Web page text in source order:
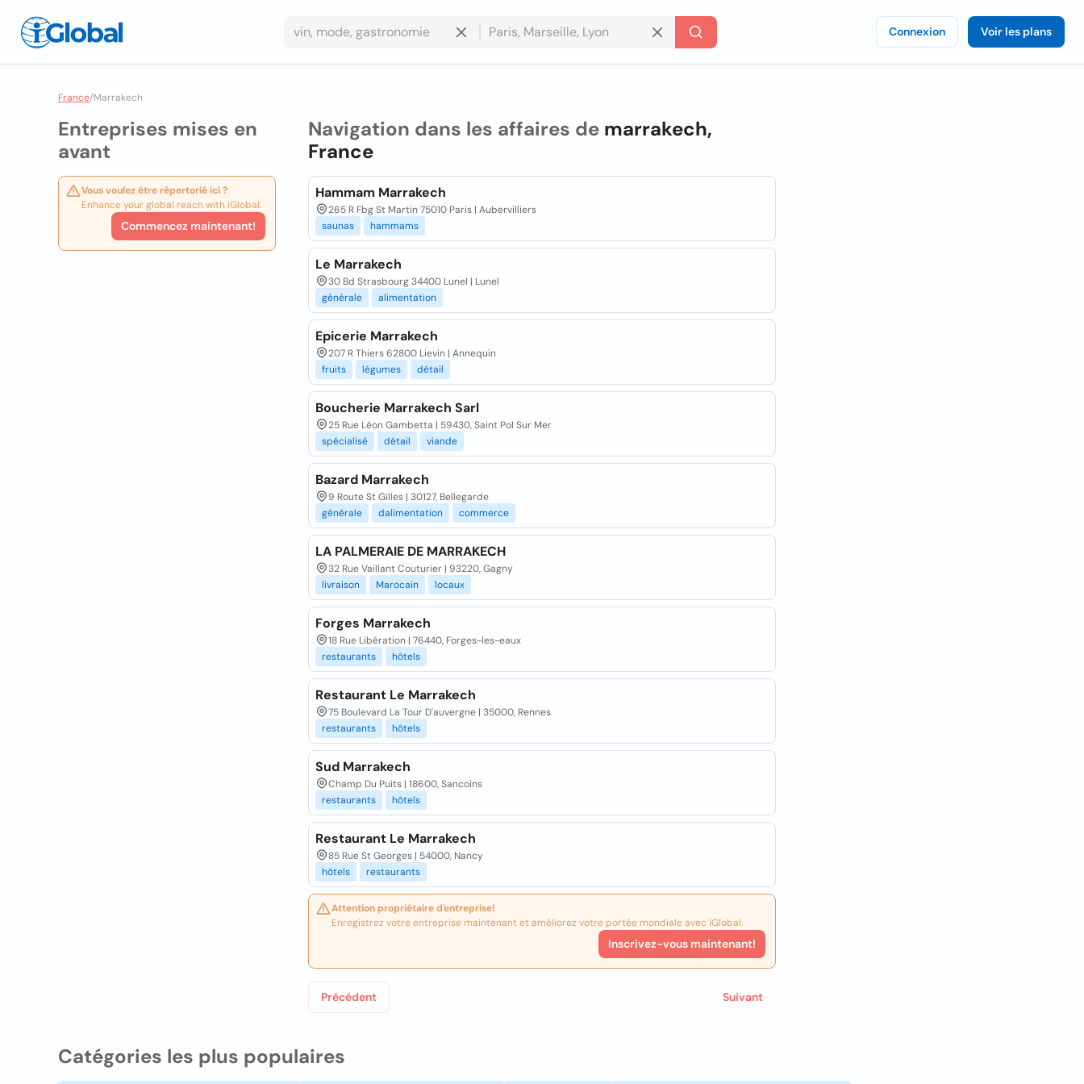
Connexion Voir les plans
France/Marrakech
Entreprises mises en
avant
Vous voulez être répertorié ici ?
Enhance your global reach with iGlobal.
Commencez maintenant!
Navigation dans les affaires de marrakech,
France
Hammam Marrakech
265 R Fbg St Martin 75010 Paris | Aubervilliers
saunas
hammams
Le Marrakech
30 Bd Strasbourg 34400 Lunel | Lunel
générale
alimentation
Epicerie Marrakech
207 R Thiers 62800 Lievin | Annequin
fruits
légumes détail
Boucherie Marrakech Sarl
25 Rue Léon Gambetta | 59430, Saint Pol Sur Mer
spécialisé
détail viande
Bazard Marrakech
9 Route St Gilles | 30127, Bellegarde
générale
dalimentation commerce
LA PALMERAIE DE MARRAKECH
32 Rue Vaillant Couturier | 93220, Gagny
livraison
Marocain locaux
Forges Marrakech
18 Rue Libération | 76440, Forges-les-eaux
restaurants
hôtels
Restaurant Le Marrakech
75 Boulevard La Tour D'auvergne | 35000, Rennes
restaurants
hôtels
Sud Marrakech
Champ Du Puits | 18600, Sancoins
restaurants
hôtels
Restaurant Le Marrakech
85 Rue St Georges | 54000, Nancy
hôtels
restaurants
Attention propriétaire d'entreprise!
Enregistrez votre entreprise maintenant et améliorez votre portée mondiale avec iGlobal.
Inscrivez-vous maintenant!
Précédent Suivant
Catégories les plus populaires